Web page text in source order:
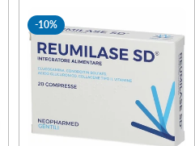
-10%